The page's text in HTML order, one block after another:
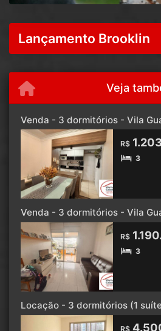
Lançamento Brooklin
Veja
Venda - 3 dormitórios - Vila
R$
3
Venda - 3 dormitórios - Vila
R$
3
Locação - 3 dormitórios (1
R$